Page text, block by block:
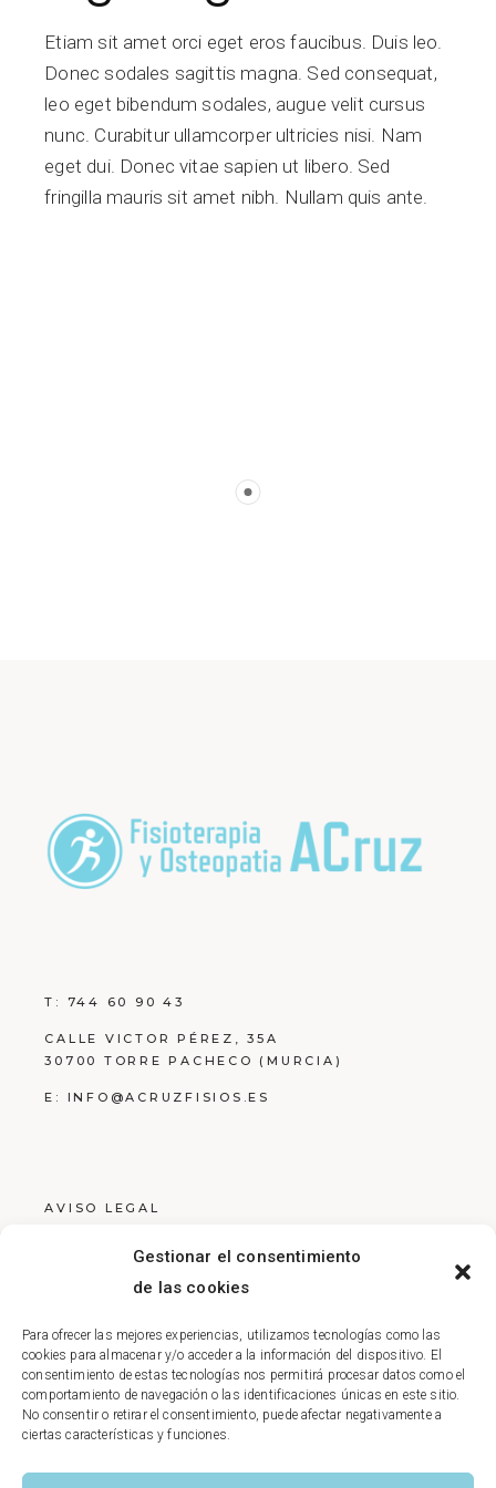
Gestionar el consentimiento
de las cookies
Para ofrecer las mejores experiencias, utilizamos tecnologías como las
cookies para almacenar y/o acceder a la información del dispositivo. El
consentimiento de estas tecnologías nos permitirá procesar datos como el
comportamiento de navegación o las identificaciones únicas en este sitio.
No consentir o retirar el consentimiento, puede afectar negativamente a
ciertas características y funciones.
Etiam sit amet orci eget eros faucibus. Duis leo.
Donec sodales sagittis magna. Sed consequat,
leo eget bibendum sodales, augue velit cursus
nunc. Curabitur ullamcorper ultricies nisi. Nam
eget dui. Donec vitae sapien ut libero. Sed
fringilla mauris sit amet nibh. Nullam quis ante.
T: 744 60 90 43
CALLE VICTOR PÉREZ, 35A
30700 TORRE PACHECO (MURCIA)
E: INFO@ACRUZFISIOS.ES
AVISO LEGAL
POLÍTICA DE COOKIES